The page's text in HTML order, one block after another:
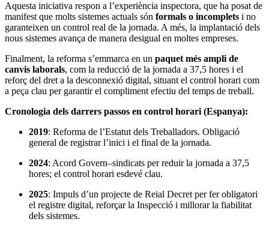
Aquesta iniciativa respon a l’experiència inspectora, que ha posat de
manifest que molts sistemes actuals són formals o incomplets i no
garanteixen un control real de la jornada. A més, la implantació dels
nous sistemes avança de manera desigual en moltes empreses.
Finalment, la reforma s’emmarca en un paquet més ampli de
canvis laborals, com la reducció de la jornada a 37,5 hores i el
reforç del dret a la desconnexió digital, situant el control horari com
a peça clau per garantir el compliment efectiu del temps de treball.
Cronologia dels darrers passos en control horari (Espanya):
2019: Reforma de l’Estatut dels Treballadors. Obligació
general de registrar l’inici i el final de la jornada.
2024: Acord Govern–sindicats per reduir la jornada a 37,5
hores; el control horari esdevé clau.
2025: Impuls d’un projecte de Reial Decret per fer obligatori
el registre digital, reforçar la Inspecció i millorar la fiabilitat
dels sistemes.